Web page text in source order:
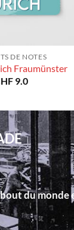
DE NOTES
Fraumünster
9.0
du